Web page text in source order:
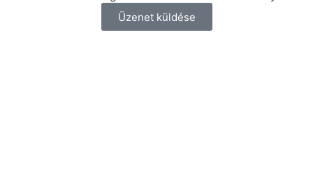
Üzenet küldése